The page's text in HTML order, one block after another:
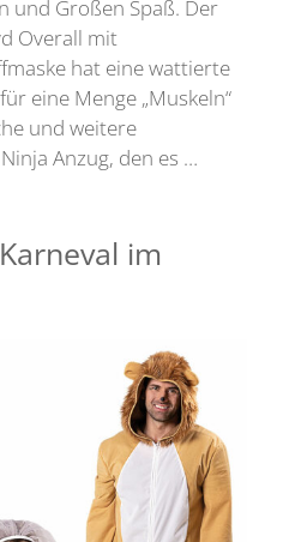
und Großen Spaß. Der
Overall mit
hat eine wattierte
eine Menge „Muskeln“
und weitere
Anzug, den es …
im